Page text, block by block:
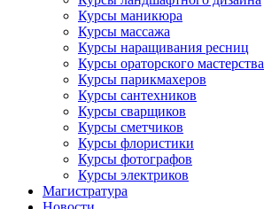
Курсы маникюра
Курсы массажа
Курсы наращивания ресниц
Курсы ораторского мастерства
Курсы парикмахеров
Курсы сантехников
Курсы сварщиков
Курсы сметчиков
Курсы флористики
Курсы фотографов
Курсы электриков
Магистратура